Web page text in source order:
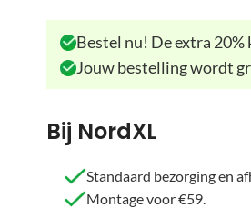
Bestel nu! De extra
Jouw bestelling wordt
Bij NordXL
Standaard bezorging en
Montage voor €59.